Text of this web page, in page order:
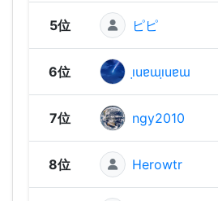
5位 ピピ
6位 ı̣uɐɯı̣uɐɯ
7位 ngy2010
8位 Herowtr